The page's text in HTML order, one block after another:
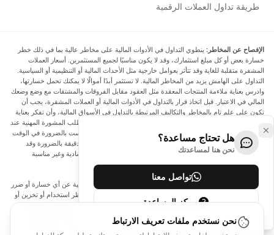
طريقة تداول العملات الرقمية
الإفصاح عن المخاطر: ينطوي التداول في الأدوات المالية على مخاطر عالية بما في ذلك خطر
خسارة بعض أو كل مبلغ استثمارك، وقد لا يكون مناسبًا لجميع المستثمرين. أسعار العملات
المشفرة متقلبة للغاية وقد تتأثر بعوامل خارجية مثل الأحداث المالية أو التنظيمية أو السياسية.
التداول على الهامش يزيد من المخاطر المالية. لا تستثمر أبدًا أموالًا لا يمكنك تحمل خسارتها،
وادرس بعناية ملاءمة المنتجات المعقدة مثل العقود مقابل الفروقات والمشتقات مع وضع وضعك
المالي في الاعتبار. قبل اتخاذ قرار بالتداول في الأدوات المالية أو العملات المشفرة، يجب أن
تكون على علم تام بالمخاطر والتكاليف المرتبطة بالتداول في الأسواق المالية، وأن تفكر بعناية
في أهدافك الاستثمارية ومستوى خبرتك ورغبتك في المخاطرة، وأن تطلب المشورة المهنية عند
الحاجة. تود Arincen أن تذكرك بأن البيانات الواردة في هذا الموقع ليست بالضرورة في الوقت
الفعلي وليست دقيقة. البيانات والأسعار الموجودة على الموقع ليست دقيقة بالضرورة وقد
تختلف عن السعر الفعلي في أي سوق معينة، مما يعني أن الأسعار إرشادية وغير مناسبة
لأغراض التداول.
لن يتحمل Arincen وأي مزود للبيانات الواردة في هذا الموقع المسؤولية عن أي خسارة أو ضرر
نتيجة لتداولك، أو اعتمادك على المعلومات الواردة في هذا الموقع. يحظر استخدام أو تخزين أو
إعادة إنتاج أو عرض أو تعديل أو نقل أو توزيع البيانات الموجودة في هذا الموقع دون الحصول
على إذن كتابي صريح مسبق من Arincen و/أو مزود البيانات. جميع حقوق الملكية الفكرية
محفوظة من قبل مقدمي الخدمة و/أو البورصة التي تقدم البيانات الواردة في هذا الموقع. قد
هل تحتاج مساعدة؟
نحن هنا لمساعدتك
تواصل معنا
مركز المساعدة
نحن نستخدم ملفات تعريف الارتباط